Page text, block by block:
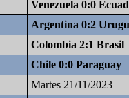
Venezuela 0:0
Argentina 0:2
Colombia 2:1 Brasil
Chile 0:0 Paraguay
Martes 21/11/2023